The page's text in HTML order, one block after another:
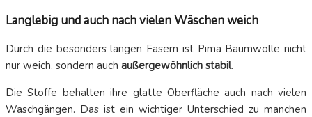
Langlebig und auch nach vielen Wäschen weich
Durch die besonders langen Fasern ist Pima Baumwolle nicht
nur weich, sondern auch außergewöhnlich stabil.
Die Stoffe behalten ihre glatte Oberfläche auch nach vielen
Waschgängen. Das ist ein wichtiger Unterschied zu manchen